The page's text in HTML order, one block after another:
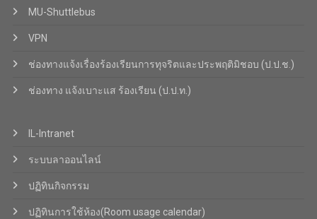
MU-Shuttlebus
VPN
ช่องทางแจ้งเรื่องร้องเรียนการทุจริตและประพฤติมิชอบ (ป.ป.ช.)
ช่องทาง แจ้งเบาะแส ร้องเรียน (ป.ป.ท.)
IL-Intranet
ระบบลาออนไลน์
ปฏิทินกิจกรรม
ปฏิทินการใช้ห้อง(Room usage calendar)